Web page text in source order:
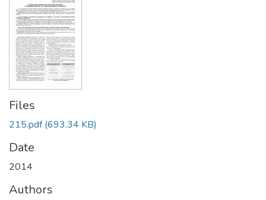
Files
215.pdf(693.34 KB)
Date
2014
Authors